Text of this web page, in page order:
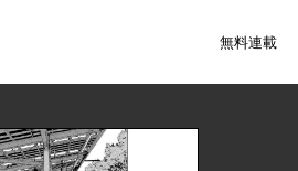
無料連載